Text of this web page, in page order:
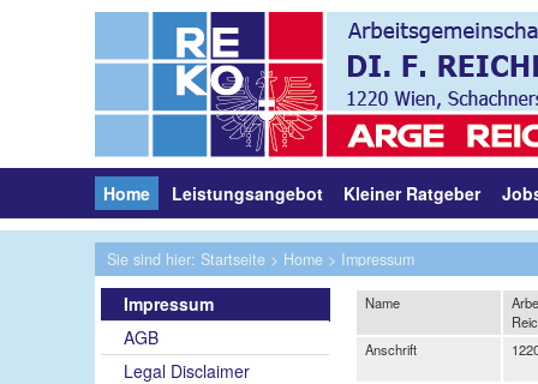
Home Leistungsangebot Kleiner Ratgeber
Sie sind hier: Startseite > Home > Impressum
Impressum
AGB
Legal Disclaimer
Name
Anschrift